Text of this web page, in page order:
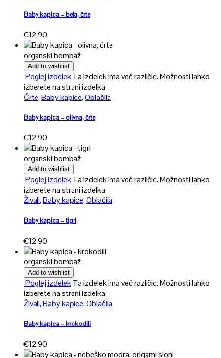
Baby kapica – bela, črte
€12,90
organski bombaž
Add to wishlist
Poglej izdelekTa izdelek ima več različic. Možnosti lahko
izberete na strani izdelka
Črte,Baby kapice,Oblačila
Baby kapica – olivna, črte
€12,90
organski bombaž
Add to wishlist
Poglej izdelekTa izdelek ima več različic. Možnosti lahko
izberete na strani izdelka
Živali,Baby kapice,Oblačila
Baby kapica – tigri
€12,90
organski bombaž
Add to wishlist
Poglej izdelekTa izdelek ima več različic. Možnosti lahko
izberete na strani izdelka
Živali,Baby kapice,Oblačila
Baby kapica – krokodili
€12,90